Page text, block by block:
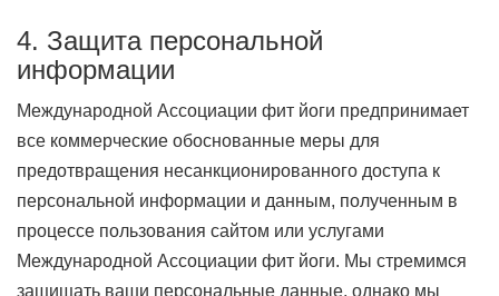
4. Защита персональной
информации
Международной Ассоциации фит йоги предпринимает
все коммерческие обоснованные меры для
предотвращения несанкционированного доступа к
персональной информации и данным, полученным в
процессе пользования сайтом или услугами
Международной Ассоциации фит йоги. Мы стремимся
защищать ваши персональные данные, однако мы